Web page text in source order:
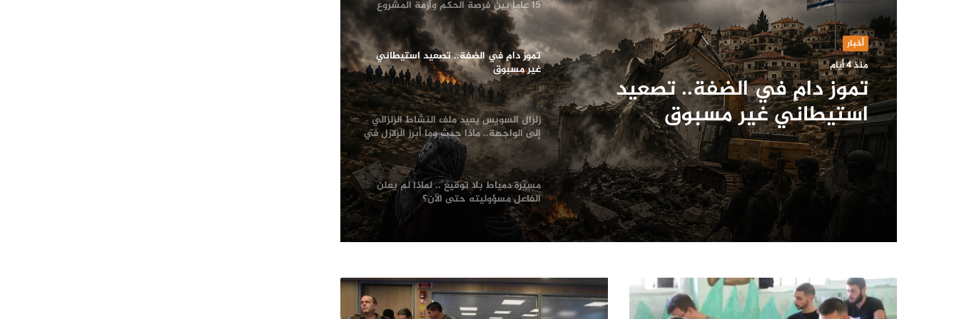
أخبار
منذ 4 أيام
تموز دامٍ في الضفة.. تصعيد
استيطاني غير مسبوق
15 عاماً بين فرصة الحكم وأزمة المشروع
تموز دامٍ في الضفة.. تصعيد استيطاني
غير مسبوق
زلزال السويس يعيد ملف النشاط الزلزالي
إلى الواجهة.. ماذا حدث وما أبرز الزلازل في
تاريخ مصر؟
مسيّرة دمياط بلا توقيع .. لماذا لم يعلن
الفاعل مسؤوليته حتى الآن؟
للانهيار؟
من صفقة الحقوق إلى أزمة قيادة.. هل